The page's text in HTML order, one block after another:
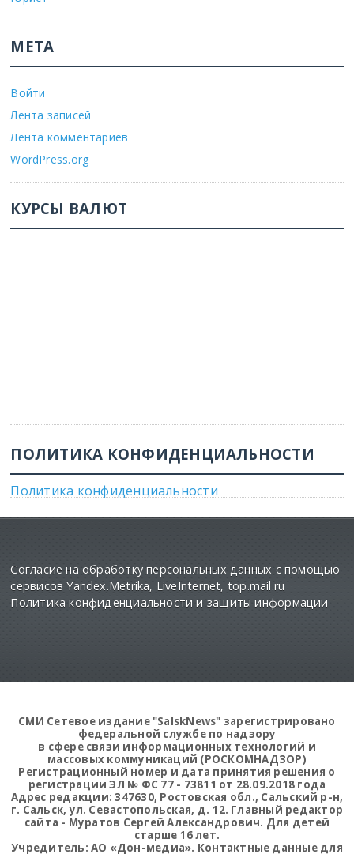
МЕТА
Войти
Лента записей
Лента комментариев
WordPress.org
КУРСЫ ВАЛЮТ
ПОЛИТИКА КОНФИДЕНЦИАЛЬНОСТИ
Политика конфиденциальности
Согласие на обработку персональных данных с помощью
сервисов Yandex.Metrika, LiveInternet, top.mail.ru
Политика конфиденциальности и защиты информации
СМИ Сетевое издание "SalskNews" зарегистрировано
федеральной службе по надзору
в сфере связи информационных технологий и
массовых коммуникаций (РОСКОМНАДЗОР)
Регистрационный номер и дата принятия решения о
регистрации ЭЛ № ФС 77 - 73811 от 28.09.2018 года
Адрес редакции: 347630, Ростовская обл., Сальский р-н,
г. Сальск, ул. Севастопольская, д. 12. Главный редактор
сайта - Муратов Сергей Александрович. Для детей
старше 16 лет.
Учредитель: АО «Дон-медиа». Контактные данные для